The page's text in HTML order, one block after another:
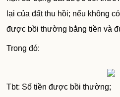
lại của đất thu hồi; nếu không
được bồi thường bằng tiền và
Trong đó:
Tbt: Số tiền được bồi thường;